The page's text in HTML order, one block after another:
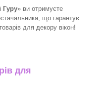
Гуру» ви отримуєте
що гарантує
для декору вікон!​
для